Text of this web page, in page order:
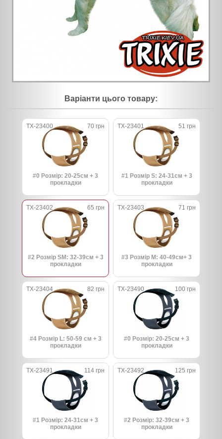
Варіанти цього товару:
TX-23400 70 грн
#0 ​​Розмір: 20-25см + 3
прокладки
TX-23401 51 грн
#1 Розмір S: 24-31см + 3
прокладки
TX-23402 65 грн
#2 Розмір SM: 32-39см + 3
прокладки
TX-23403 71 грн
#3 Розмір M: 40-49см+ 3
прокладки
TX-23404 82 грн
#4 Розмір L: 50-59 см + 3
прокладки
TX-23490 100 грн
#0 ​​Розмір: 20-25см + 3
прокладки
TX-23491 114 грн
#1 Розмір: 24-31см + 3
прокладки
TX-23492 125 грн
#2 Розмір: 32-39см + 3
прокладки